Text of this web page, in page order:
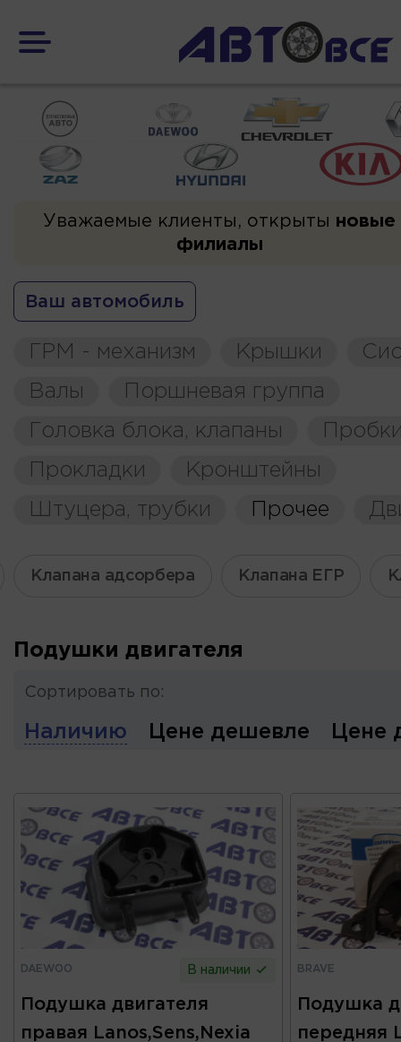
Уважаемые клиенты, открыты новые
филиалы
Ваш автомобиль
ГРМ - механизм Крышки
Валы
Поршневая группа
Головка блока, клапаны
Прокладки
Кронштейны
Штуцера, трубки
Прочее
Клапана адсорбера Клапана ЕГР
Подушки двигателя
Сортировать по:
Наличию Цене дешевле Цене
DAEWOO В наличии
Подушка двигателя
правая Lanos,Sens,Nexia
BRAVE
Подушка
передняя